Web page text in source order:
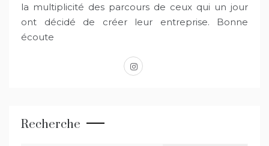
la multiplicité des parcours de ceux qui un jour
ont décidé de créer leur entreprise. Bonne
écoute
instagram
Recherche